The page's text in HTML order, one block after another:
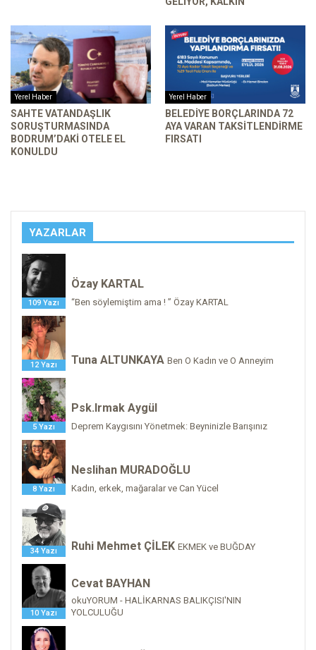
Yerel Haber
SAHTE VATANDAŞLIK
SORUŞTURMASINDA
BODRUM’DAKI OTELE EL
KONULDU
Yerel Haber
BELEDIYE BORÇLARINDA 72
AYA VARAN TAKSITLENDIRME
FIRSATI
YAZARLAR
109 Yazı
Özay KARTAL
“Ben söylemiştim ama ! ” Özay KARTAL
12 Yazı Tuna ALTUNKAYA Ben O Kadın ve O Anneyim
5 Yazı
Psk.Irmak Aygül
Deprem Kaygısını Yönetmek: Beyninizle Barışınız
8 Yazı
Neslihan MURADOĞLU
Kadın, erkek, mağaralar ve Can Yücel
34 Yazı Ruhi Mehmet ÇİLEK EKMEK ve BUĞDAY
10 Yazı
Cevat BAYHAN
okuYORUM - HALİKARNAS BALIKÇISI'NIN
YOLCULUĞU